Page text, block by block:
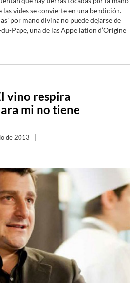
vides se convierte en una bendición.
por mano divina no puede dejarse de
Pape, una de las Appellation d’Origine
vino respira
mi no tiene
de 2013